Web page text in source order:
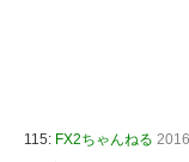
115: FX2ちゃんねる